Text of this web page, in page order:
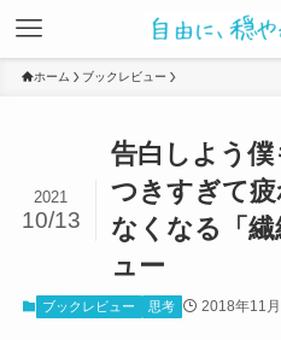
ホーム ブックレビュー
告白しよう
つきすぎて
なくなる「
ュー
2021
10/13
ブックレビュー 思考 2018年11